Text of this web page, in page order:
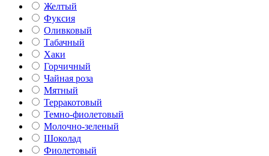
Желтый
Фуксия
Оливковый
Табачный
Хаки
Горчичный
Чайная роза
Мятный
Терракотовый
Темно-фиолетовый
Молочно-зеленый
Шоколад
Фиолетовый